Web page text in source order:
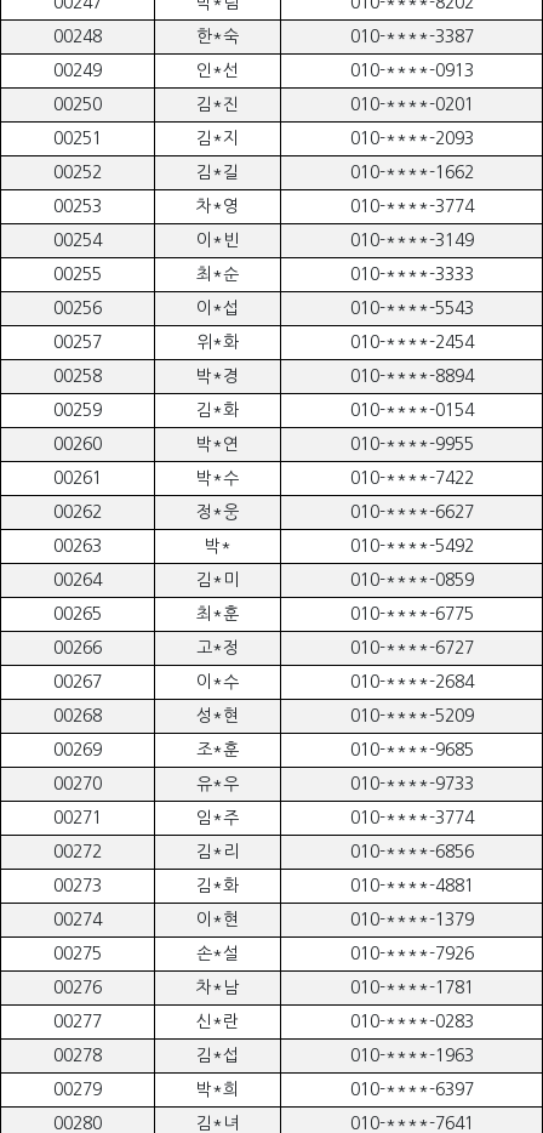
00248
한*숙
010-****-3387
00249
인*선
010-****-0913
00250
김*진
010-****-0201
00251
김*지
010-****-2093
00252
김*길
010-****-1662
00253
차*영
010-****-3774
00254
이*빈
010-****-3149
00255
최*순
010-****-3333
00256
이*섭
010-****-5543
00257
위*화
010-****-2454
00258
박*경
010-****-8894
00259
김*화
010-****-0154
00260
박*연
010-****-9955
00261
박*수
010-****-7422
00262
정*웅
010-****-6627
00263
박*
010-****-5492
00264
김*미
010-****-0859
00265
최*훈
010-****-6775
00266
고*정
010-****-6727
00267
이*수
010-****-2684
00268
성*현
010-****-5209
00269
조*훈
010-****-9685
00270
유*우
010-****-9733
00271
임*주
010-****-3774
00272
김*리
010-****-6856
00273
김*화
010-****-4881
00274
이*현
010-****-1379
00275
손*설
010-****-7926
00276
차*남
010-****-1781
00277
신*란
010-****-0283
00278
김*섭
010-****-1963
00279
박*희
010-****-6397
00280
김*녀
010-****-7641